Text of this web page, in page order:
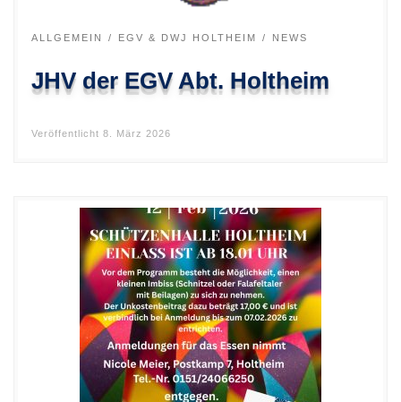
ALLGEMEIN EGV & DWJ HOLTHEIM NEWS
JHV der EGV Abt. Holtheim
Veröffentlicht 8. März 2026